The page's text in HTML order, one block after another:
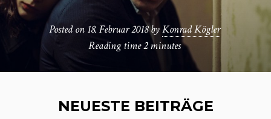
Posted on 18. Februar 2018byKonrad Kögler
Reading time2 minutes
NEUESTE BEITRÄGE